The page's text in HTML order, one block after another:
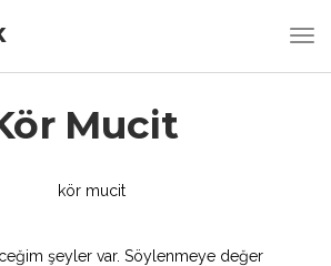
Mucit
şeyler var. Söylenmeye değer